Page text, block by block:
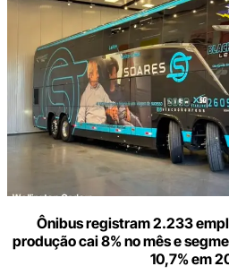
Ônibus registram 2.233
produção cai 8% no mês e
10,7% em